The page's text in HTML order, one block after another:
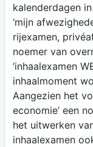
kalenderdagen
‘mijn
rijexamen,
noemer van
‘inhaalexamen
inhaalmoment
Aangezien het
economie’ een
het uitwerken
inhaalexamen